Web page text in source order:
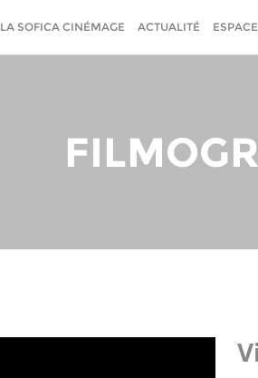
LA SOFICA CINÉMAGE ACTUALITÉ